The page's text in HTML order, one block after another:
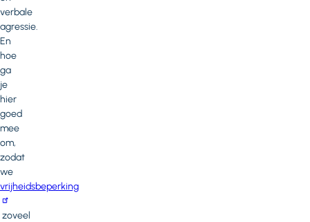
verbale
agressie.
En
hoe
ga
je
hier
goed
mee
om,
zodat
we
vrijheidsbeperking
zoveel